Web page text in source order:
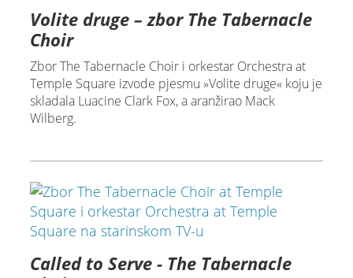
Volite druge – zbor The Tabernacle
Choir
Zbor The Tabernacle Choir i orkestar Orchestra at
Temple Square izvode pjesmu »Volite druge« koju je
skladala Luacine Clark Fox, a aranžirao Mack
Wilberg.
Called to Serve - The Tabernacle